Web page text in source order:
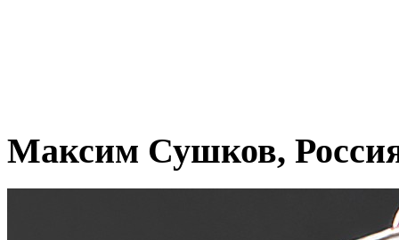
Максим Сушков,